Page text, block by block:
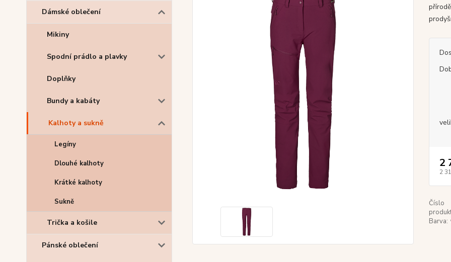
Dámské oblečení
Mikiny
Spodní prádlo a plavky
Doplňky
Bundy a kabáty
Kalhoty a sukně
Legíny
Dlouhé kalhoty
Krátké kalhoty
Sukně
Trička a košile
Pánské oblečení
2
2
Číslo
Barva: